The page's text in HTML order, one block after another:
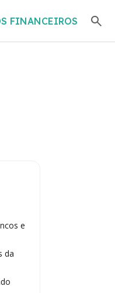
FINANCEIROS
e
da